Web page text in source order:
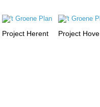
Project Herent Project Hove